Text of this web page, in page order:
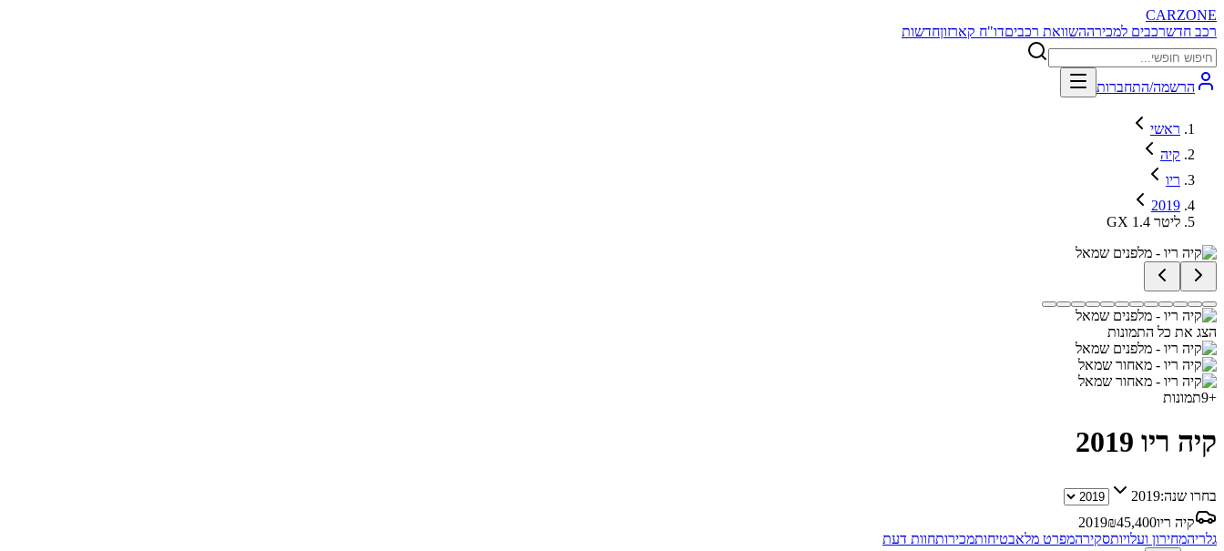
CARZONE
רכב חדשרכבים למכירההשוואת רכביםדו"ח קארזוןחדשות
הרשמה/התחברות
ראשי
קיה
ריו
2019
GX 1.4 ליטר
הצג את כל התמונות
+
9תמונות
קיה ריו 2019
בחרו שנה:2019
קיה ריו
2019₪45,400
גלריהמחירון ועלויותסקירהמפרט מלאבטיחותמכירותחוות דעת